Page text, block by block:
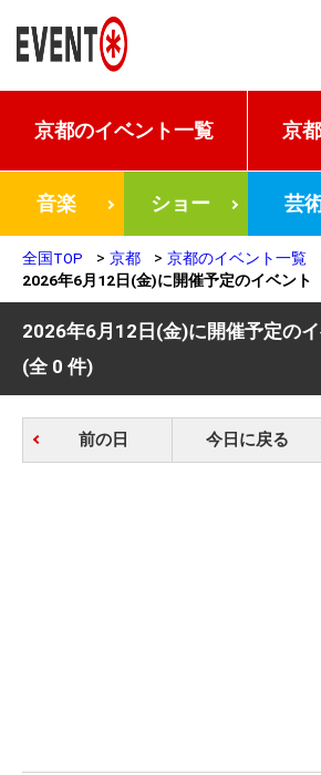
京都のイベント一覧 京
音楽 ショー 芸
全国TOP 京都
京都のイベント一覧
2026年6月12日(金)に開催予定のイベント
2026年6月12日(金)に開催予定の
(全 0 件)
前の日 今日に戻る